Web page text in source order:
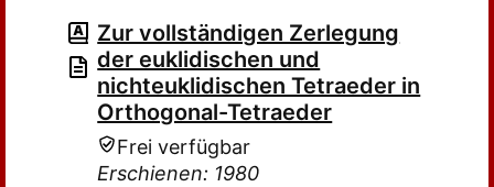
Zur vollständigen Zerlegung
der euklidischen und
nichteuklidischen Tetraeder in
Orthogonal-Tetraeder
Frei verfügbar
Erschienen: 1980